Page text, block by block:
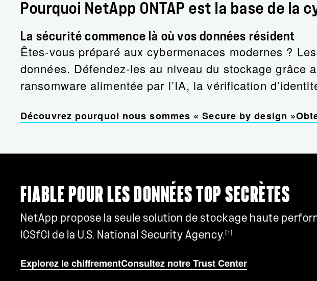
Pourquoi NetApp ONTAP est la base de la
La sécurité commence là où vos données résident
Êtes-vous préparé aux cybermenaces modernes ?
données. Défendez-les au niveau du stockage grâce
ransomware alimentée par l’IA, la vérification
Découvrez pourquoi nous sommes « Secure by design »
FIABLE POUR LES DONNÉES TOP SECRÈTES
NetApp propose la seule solution de stockage haute
(CSfC) de la U.S. National Security Agency.[1]
Explorez le chiffrementConsultez notre Trust Center